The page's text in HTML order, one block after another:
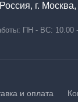
г.
ПН - ВС: 10.00
и оплата